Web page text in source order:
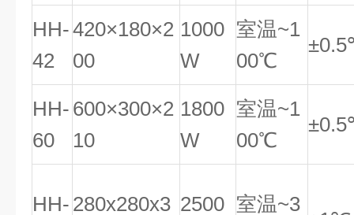
HH-
42
420×180×2
00
1000
W
室温~1
00℃
HH-
60
600×300×2
10
1800
W
室温~1
00℃
HH- 280x280x3 2500 室温~3